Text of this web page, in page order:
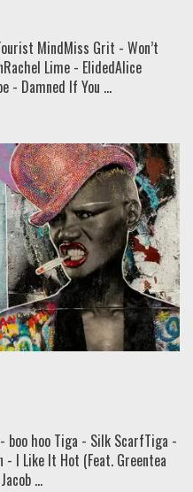
MindMiss Grit - Won’t
Lime - ElidedAlice
- Damned If You ...
boo hoo Tiga - Silk ScarfTiga -
- I Like It Hot (Feat. Greentea
...